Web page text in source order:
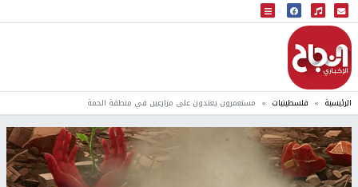
البث المباشر
إذاعة النجاح
الرئيسية فلسطينيات مستعمرون يعتدون على مزارعين في منطقة الحمة